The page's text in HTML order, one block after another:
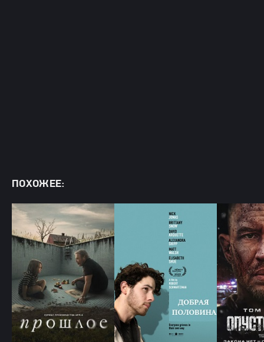
ПОХОЖЕЕ: